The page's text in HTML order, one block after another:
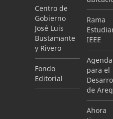
Centro de
Gobierno
José Luis
Bustamante
y Rivero
Fondo
Editorial
Rama
IEEE
Agenda
para el
de
Ahora